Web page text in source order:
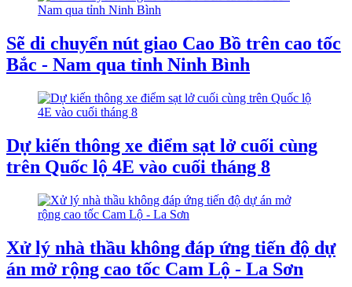
Sẽ di chuyển nút giao Cao Bồ trên cao tốc
Bắc - Nam qua tỉnh Ninh Bình
Dự kiến thông xe điểm sạt lở cuối cùng
trên Quốc lộ 4E vào cuối tháng 8
Xử lý nhà thầu không đáp ứng tiến độ dự
án mở rộng cao tốc Cam Lộ - La Sơn